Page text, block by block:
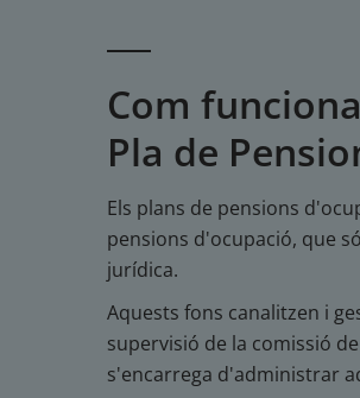
Com
Pla de
Els plans de pensions
pensions d'ocupació, que
jurídica.
Aquests fons canalitzen i
supervisió de la comissió
s'encarrega d'administrar